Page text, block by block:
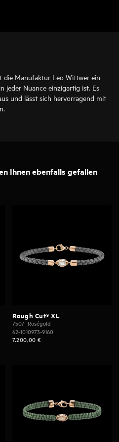
die Manufaktur Leo Wittwer ein
jeder Nuance einzigartig ist. Es
und lässt sich hervorragend mit
Ihnen ebenfalls gefallen
Rough Cut® XL
750/- Roségold
62-1010973-9160
7.200,00€